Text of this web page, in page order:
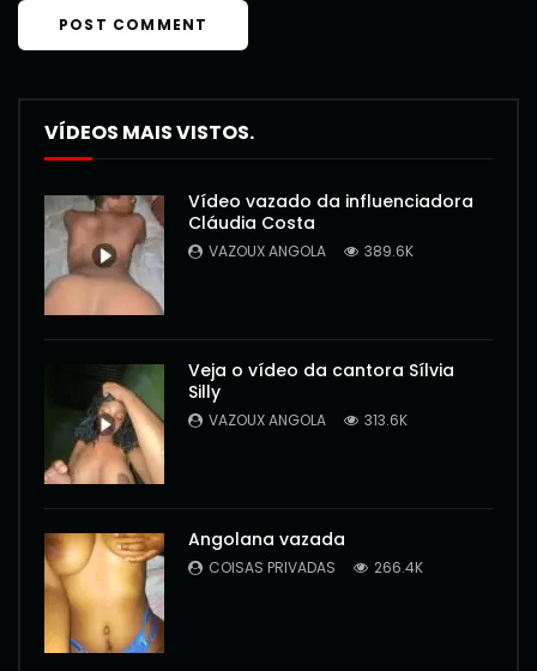
VÍDEOS MAIS VISTOS.
Vídeo vazado da influenciadora
Cláudia Costa
VAZOUX ANGOLA 389.6K
Veja o vídeo da cantora Sílvia
Silly
VAZOUX ANGOLA 313.6K
Angolana vazada
COISAS PRIVADAS 266.4K